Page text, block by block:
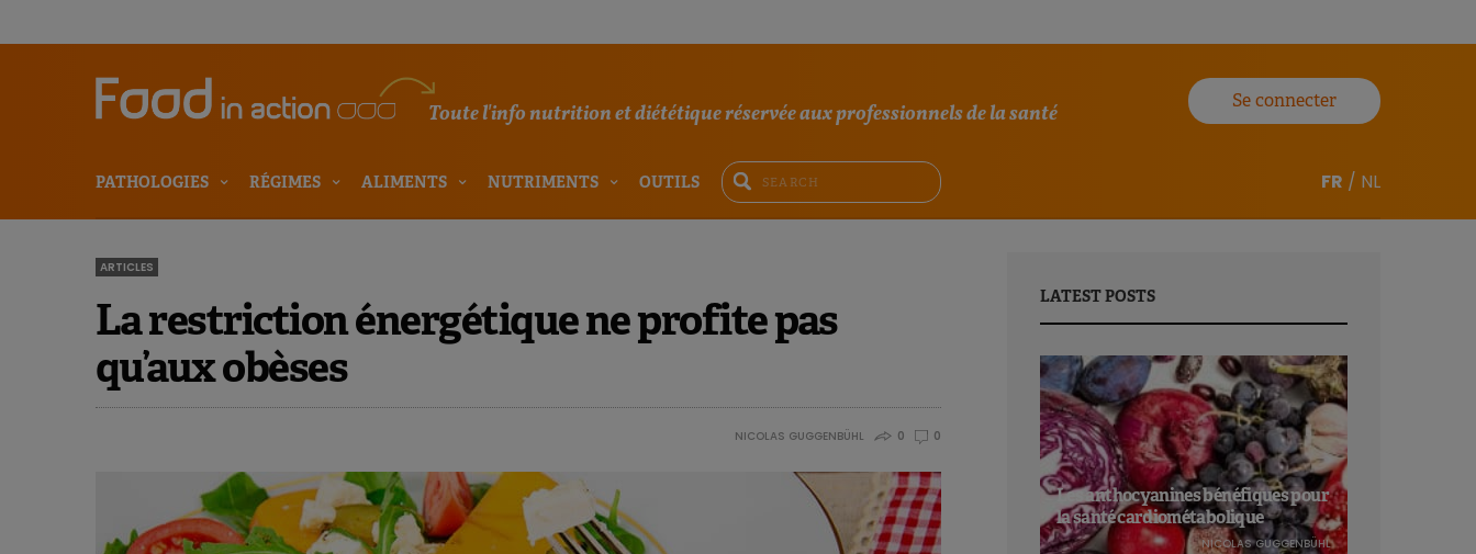
Toute l'info nutrition et diététique réservée aux professionnels de la santé
Se connecter
PATHOLOGIES RÉGIMES ALIMENTS NUTRIMENTS OUTILS FR / NL
ARTICLES
La restriction énergétique ne profite pas
qu’aux obèses
NICOLAS GUGGENBÜHL 0 0
LATEST POSTS
Les anthocyanines bénéfiques pour
la santé cardiométabolique
NICOLAS GUGGENBÜHL